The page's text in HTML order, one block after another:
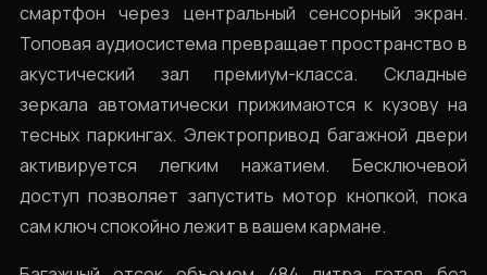
смартфон через центральный сенсорный экран.
Топовая аудиосистема превращает пространство в
акустический зал премиум-класса. Складные
зеркала автоматически прижимаются к кузову на
тесных паркингах. Электропривод багажной двери
активируется легким нажатием. Бесключевой
доступ позволяет запустить мотор кнопкой, пока
сам ключ спокойно лежит в вашем кармане.